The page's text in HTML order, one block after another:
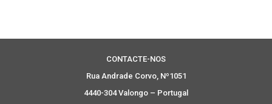
CONTACTE-NOS
Rua Andrade Corvo, Nº1051
4440-304 Valongo – Portugal